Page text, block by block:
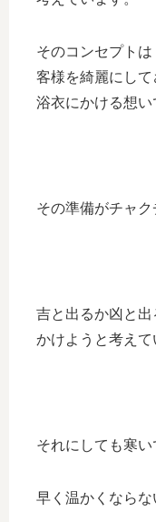
そのコンセプト
客様を綺麗にし
浴衣にかける想い
その準備がチャク
吉と出るか凶と
かけようと考えて
それにしても寒い
早く温かくならな